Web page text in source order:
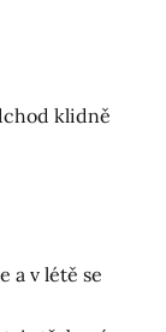
klidně
a v létě se